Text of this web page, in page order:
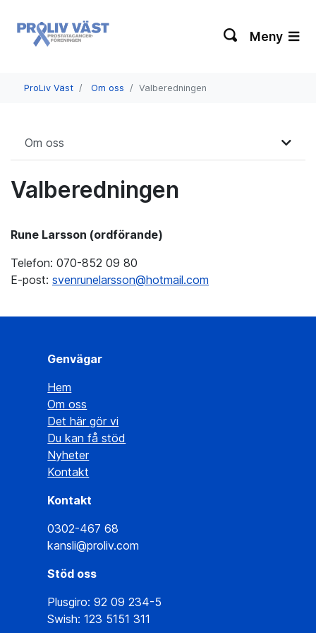
Meny
ProLiv Väst Om oss Valberedningen
Om oss
Valberedningen
Rune Larsson (ordförande)
Telefon: 070-852 09 80
E-post: svenrunelarsson@hotmail.com
Genvägar
Hem
Om oss
Det här gör vi
Du kan få stöd
Nyheter
Kontakt
Kontakt
0302-467 68
kansli@proliv.com
Stöd oss
Plusgiro: 92 09 234-5
Swish: 123 5151 311